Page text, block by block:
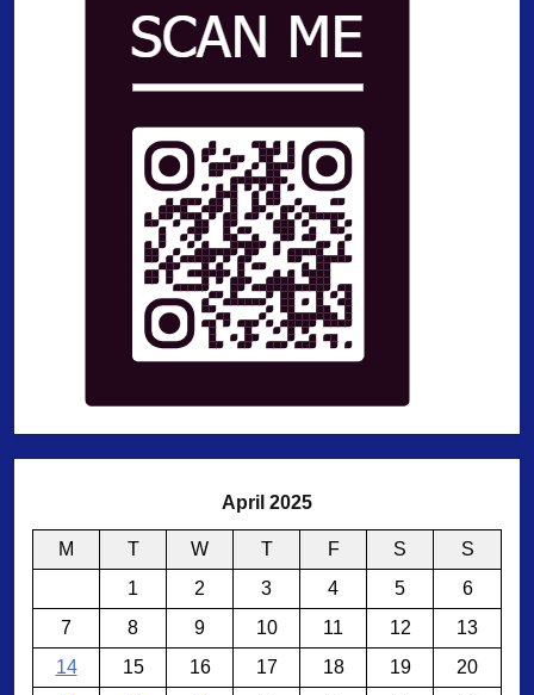
April 2025
M T W T F S
S
1
2 3 4 5
6
7
8 9 10 11 12
13
14
15 16 17 18 19
20